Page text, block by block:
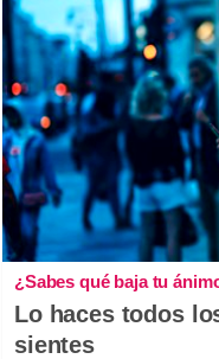
¿Sabes qué baja tu
Lo haces todos
sientes